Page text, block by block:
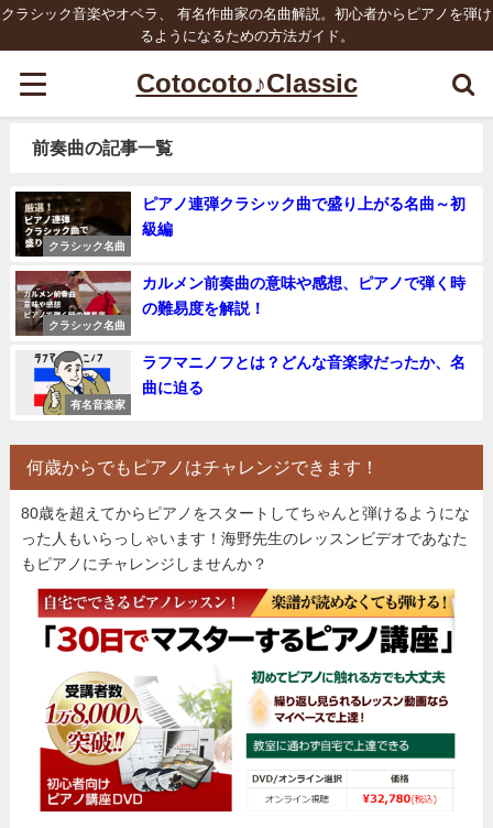
クラシック音楽やオペラ、 有名作曲家の名曲解説。初心者からピアノを弾け
るようになるための方法ガイド。
Cotocoto♪Classic
前奏曲の記事一覧
クラシック名曲
ピアノ連弾クラシック曲で盛り上がる名曲～初
級編
クラシック名曲
カルメン前奏曲の意味や感想、ピアノで弾く時
の難易度を解説！
有名音楽家
ラフマニノフとは？どんな音楽家だったか、名
曲に迫る
何歳からでもピアノはチャレンジできます！
80歳を超えてからピアノをスタートしてちゃんと弾けるようにな
った人もいらっしゃいます！海野先生のレッスンビデオであなた
もピアノにチャレンジしませんか？